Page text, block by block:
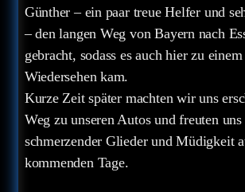
Günther – ein paar treue Helfer und
– den langen Weg von Bayern nach
gebracht, sodass es auch hier zu
Wiedersehen kam.
Kurze Zeit später machten wir uns
Weg zu unseren Autos und freuten
schmerzender Glieder und Müdigkeit
kommenden Tage.